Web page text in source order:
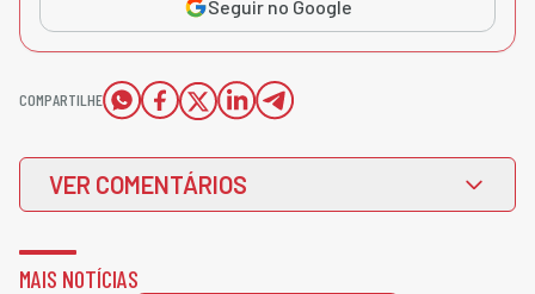
Seguir no Google
COMPARTILHE
VER COMENTÁRIOS
MAIS NOTÍCIAS